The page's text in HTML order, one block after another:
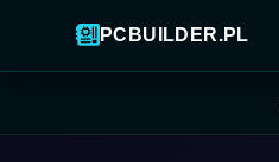
PCBUILDER.PL